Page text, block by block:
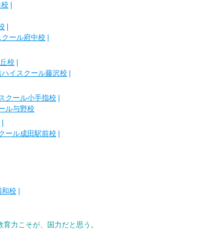
ール府中校
校
ハイスクール藤沢校
クール小手指校
ル与野校
ール成田駅前校
和校
育力こそが、国力だと思う。